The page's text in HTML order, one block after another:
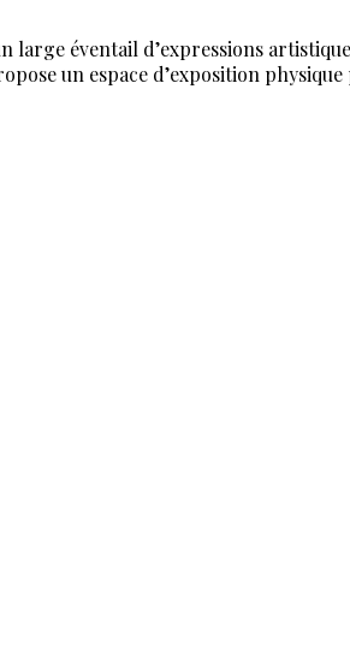
large éventail d’expressions
un espace d’exposition